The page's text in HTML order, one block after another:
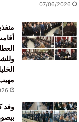
07/06/2026
وفد